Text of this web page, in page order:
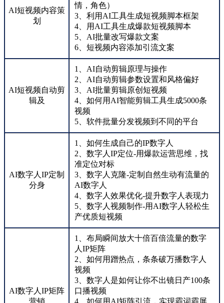
AI短视频内容策
划
情，角色）
3、利用AI工具生成短视频脚本框架
4、用AI工具生成爆款短视频脚本
5、AI批量改写爆款文案
6、短视频内容添加引流文案
AI短视频自动剪
辑及
1、AI自动剪辑原理与操作
2、AI自动剪辑参数设置和风格偏好
3、AI批量剪辑原创短视频
4、如何用AI智能剪辑工具生成5000条
视频
5、软件批量分发视频到不同的平台
AI数字人IP定制
分身
1、如何生成自己的IP数字人
2、数字人IP定位-用爆款运营思维，找
准定位对标
3、数字人克隆-定制自然生动有流量的
AI数字人
4、数字人效果优化-提升数字人表现力
5、数字人视频制作-用AI数字人轻松生
产优质短视频
AI数字人IP矩阵
1、布局瞬间放大十倍百倍流量的数字
人IP矩阵
2、如何用蹭热点，条条破万播数字人
视频
3、数字人是如何让你不出镜日产100条
口播视频